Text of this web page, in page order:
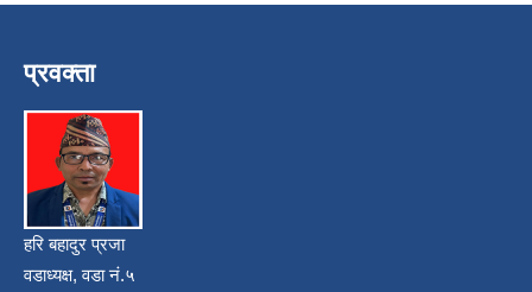
प्रवक्ता
हरि बहादुर प्रजा
वडाध्यक्ष, वडा नं.५